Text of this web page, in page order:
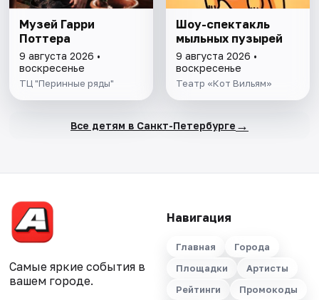
Музей Гарри
Поттера
9 августа 2026 •
воскресенье
ТЦ "Перинные ряды"
Шоу-спектакль
мыльных пузырей
9 августа 2026 •
воскресенье
Театр «Кот Вильям»
Все детям в Санкт-Петербурге →
Самые яркие события в
вашем городе.
Навигация
Главная
Города
Площадки
Артисты
Рейтинги
Промокоды